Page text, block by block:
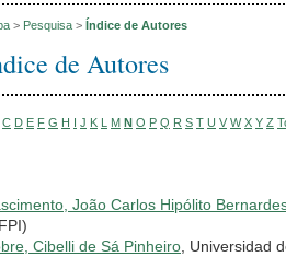
> Pesquisa > Índice de Autores
de Autores
C D E F G H I J K L M N O P Q R S T U V W X Y Z
João Carlos Hipólito
Cibelli de Sá Pinheiro, Universidad